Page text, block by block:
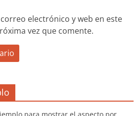
electrónico y web en este
vez que comente.